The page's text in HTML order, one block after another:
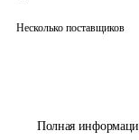
Полная
Несколько поставщиков